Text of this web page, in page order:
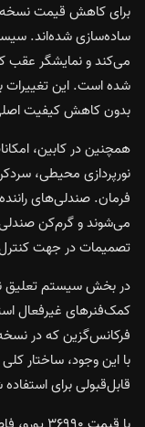
برای کاهش قیمت نسخه
می‌کند و نمایشگر عقب
شده است. این تغییرات
بدون کاهش کیفیت
همچنین در کابین،
نورپردازی محیطی،
فرمان. صندلی‌های
می‌شوند و گرم‌کن صندلی
تصمیمات در جهت کنترل
در بخش سیستم تعلیق
کمک‌فنرهای غیرفعال
فرکانس‌گزین که در
با این وجود، ساختار
قابل‌قبولی برای